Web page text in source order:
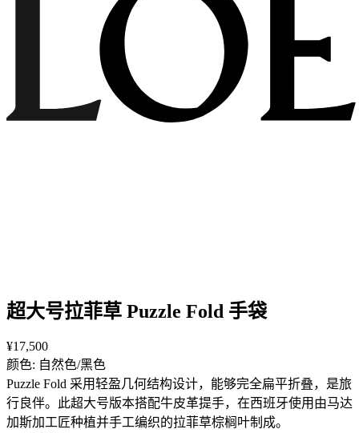
超大号拉菲草 Puzzle Fold 手袋
¥17,500
颜色: 自然色/黑色
Puzzle Fold 采用轻盈几何结构设计，能够完全扁平折叠，是旅
行良伴。此超大号版本搭配牛皮革提手，在西班牙使用由马达
加斯加工匠种植并手工编织的拉菲草棕榈叶制成。